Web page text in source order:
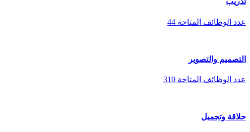
عدد الوظائف المتاحة
التصميم والتصوير
عدد الوظائف المتاحة
حلاقة وتجميل